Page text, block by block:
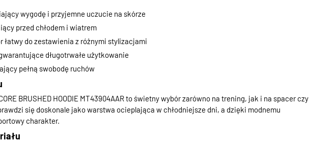
wygodę i przyjemne uczucie na skórze
przed chłodem i wiatrem
łatwy do zestawienia z różnymi stylizacjami
długotrwałe użytkowanie
pełną swobodę ruchów
BRUSHED HOODIE MT43904AAR to świetny wybór zarówno na trening, jak i na spacer czy
się doskonale jako warstwa ocieplająca w chłodniejsze dni, a dzięki modnemu
charakter.